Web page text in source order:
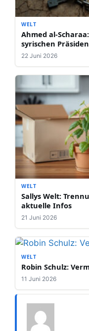
WELT
Ahmed al-
syrischen
22 Juni 2026
WELT
Sallys Welt:
aktuelle Infos
21 Juni 2026
WELT
Robin Schulz:
11 Juni 2026